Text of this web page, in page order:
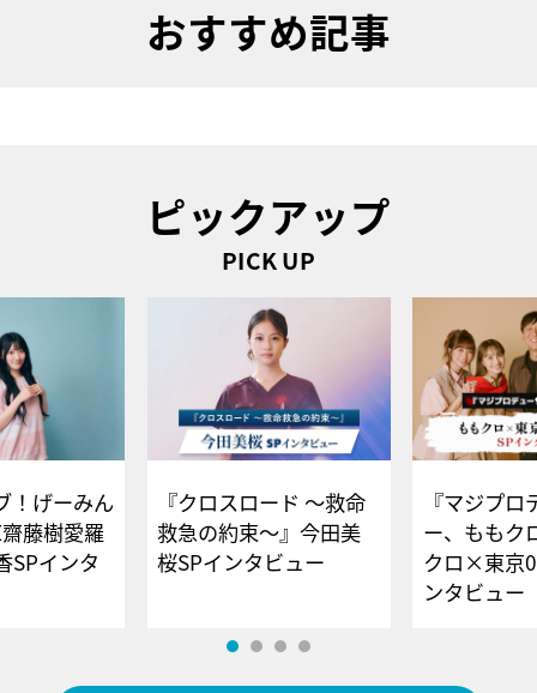
おすすめ記事
ピックアップ
PICK UP
！げーみん
藤樹愛羅
SPインタ
『クロスロード ～救命
救急の約束～』今田美
桜SPインタビュー
『マジプロ
ー、ももク
クロ×東京
ンタビュー